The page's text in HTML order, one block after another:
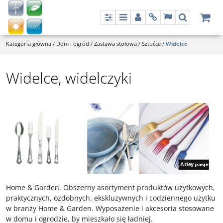
PanelMenuPanelInfoLangSzukaj
Kategoria główna / Dom i ogród / Zastawa stołowa / Sztućce / Widelce
Widelce, widelczyki
Home & Garden. Obszerny asortyment produktów użytkowych,
praktycznych, ozdobnych, ekskluzywnych i codziennego użytku
w branży Home & Garden. Wyposażenie i akcesoria stosowane
w domu i ogrodzie, by mieszkało się ładniej.